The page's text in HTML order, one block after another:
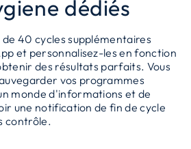
dédiés
de 40 cycles supplémentaires
et personnalisez-les en fonction
des résultats parfaits. Vous
vos programmes
monde d'informations et de
une notification de fin de cycle
contrôle.